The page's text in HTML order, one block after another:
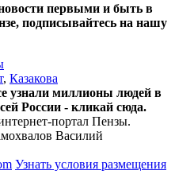
первыми и быть в
подписывайтесь на нашу
, Казакова
узнали миллионы людей в
России - кликай сюда.
портал Пензы.
Василий
Узнать условия размещения